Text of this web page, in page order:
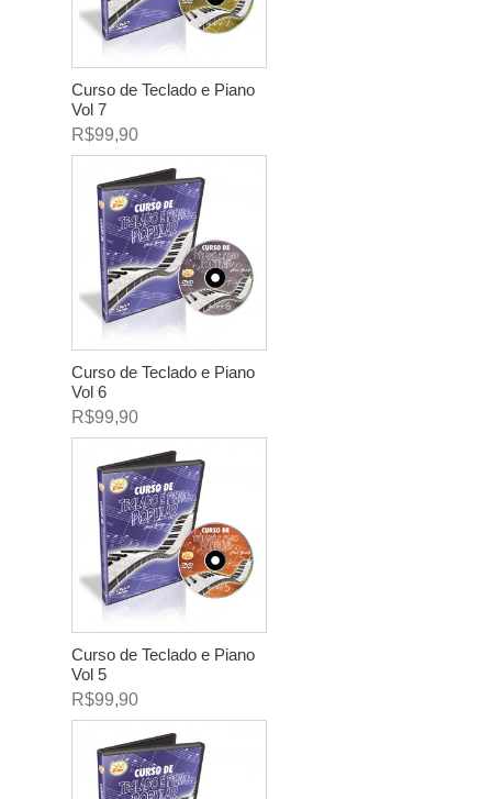
Curso de Teclado e Piano
Vol 7
R$99,90
Curso de Teclado e Piano
Vol 6
R$99,90
Curso de Teclado e Piano
Vol 5
R$99,90